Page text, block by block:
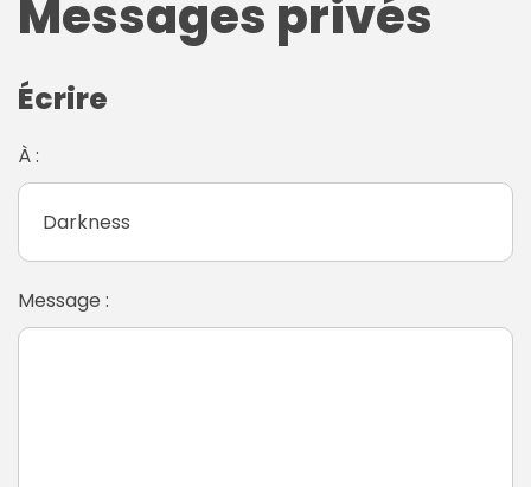
Messages privés
Écrire
À :
Message :